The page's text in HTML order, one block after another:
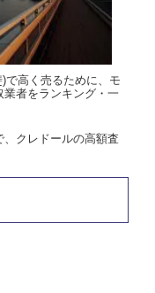
で高く売るために、モ
者をランキング・一
クレドールの高額査